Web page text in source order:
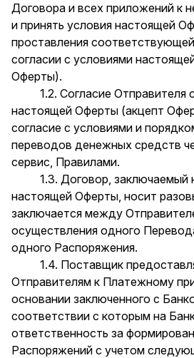
Договора и всех приложений к
и принять условия настоящей
проставления
согласии с условиями
Оферты).
1.2. Cогласие Отправителя
настоящей Оферты (акцепт
согласие с условиями и
переводов денежных средств
сервис, Правилами.
1.3. Договор, заключаемый
настоящей Оферты, носит
заключается между
осуществления одного
одного Распоряжения.
1.4. Поставщик
Отправителям к Платежному
основании заключенного с
соответствии с которым на
ответственность за
Распоряжений с учетом